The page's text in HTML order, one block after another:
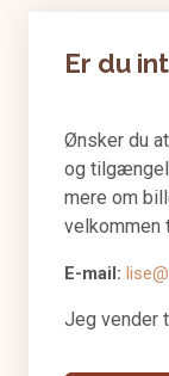
Er du
Ønsker du
og
mere om
velkommen
E-mail:
Jeg vender